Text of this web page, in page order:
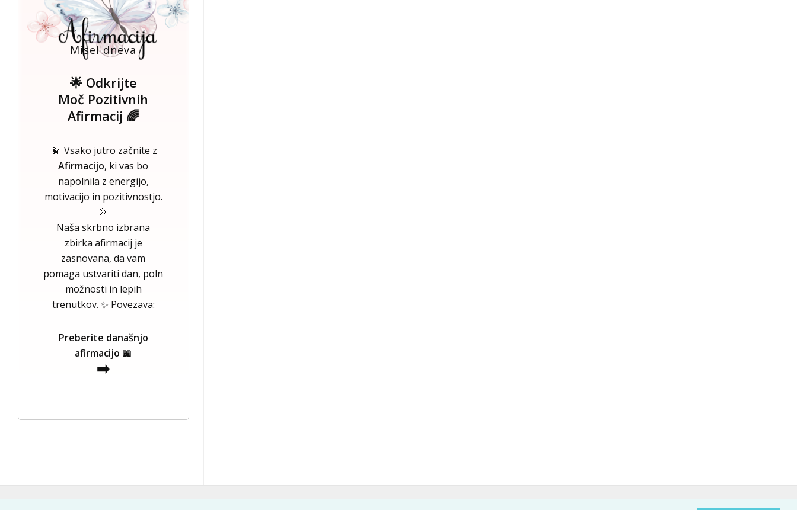
Misel dneva
🌟 Odkrijte
Moč Pozitivnih
Afirmacij 🌈
💫 Vsako jutro začnite z
Afirmacijo, ki vas bo
napolnila z energijo,
motivacijo in pozitivnostjo.
🌞
Naša skrbno izbrana
zbirka afirmacij je
zasnovana, da vam
pomaga ustvariti dan, poln
možnosti in lepih
trenutkov. ✨ Povezava:
Preberite današnjo
afirmacijo 📖
➡️